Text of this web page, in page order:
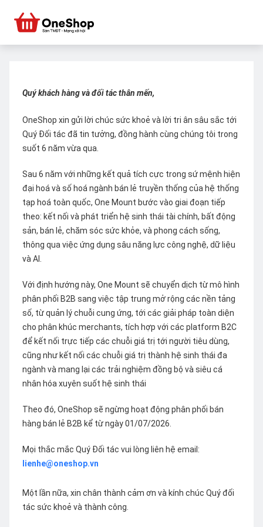
Quý khách hàng và đối tác thân mến,
OneShop xin gửi lời chúc sức khoẻ và lời tri ân sâu sắc tới
Quý Đối tác đã tin tưởng, đồng hành cùng chúng tôi trong
suốt 6 năm vừa qua.
Sau 6 năm với những kết quả tích cực trong sứ mệnh hiện
đại hoá và số hoá ngành bán lẻ truyền thống của hệ thống
tạp hoá toàn quốc, One Mount bước vào giai đoạn tiếp
theo: kết nối và phát triển hệ sinh thái tài chính, bất động
sản, bán lẻ, chăm sóc sức khỏe, và phong cách sống,
thông qua việc ứng dụng sâu năng lực công nghệ, dữ liệu
và AI.
Với định hướng này, One Mount sẽ chuyển dịch từ mô hình
phân phối B2B sang việc tập trung mở rộng các nền tảng
số, từ quản lý chuỗi cung ứng, tới các giải pháp toàn diện
cho phân khúc merchants, tích hợp với các platform B2C
để kết nối trực tiếp các chuỗi giá trị tới người tiêu dùng,
cũng như kết nối các chuỗi giá trị thành hệ sinh thái đa
ngành và mang lại các trải nghiệm đồng bộ và siêu cá
nhân hóa xuyên suốt hệ sinh thái
Theo đó, OneShop sẽ ngừng hoạt động phân phối bán
hàng bán lẻ B2B kể từ ngày 01/07/2026.
Mọi thắc mắc Quý Đối tác vui lòng liên hệ email:
lienhe@oneshop.vn
Một lần nữa, xin chân thành cảm ơn và kính chúc Quý đối
tác sức khoẻ và thành công.